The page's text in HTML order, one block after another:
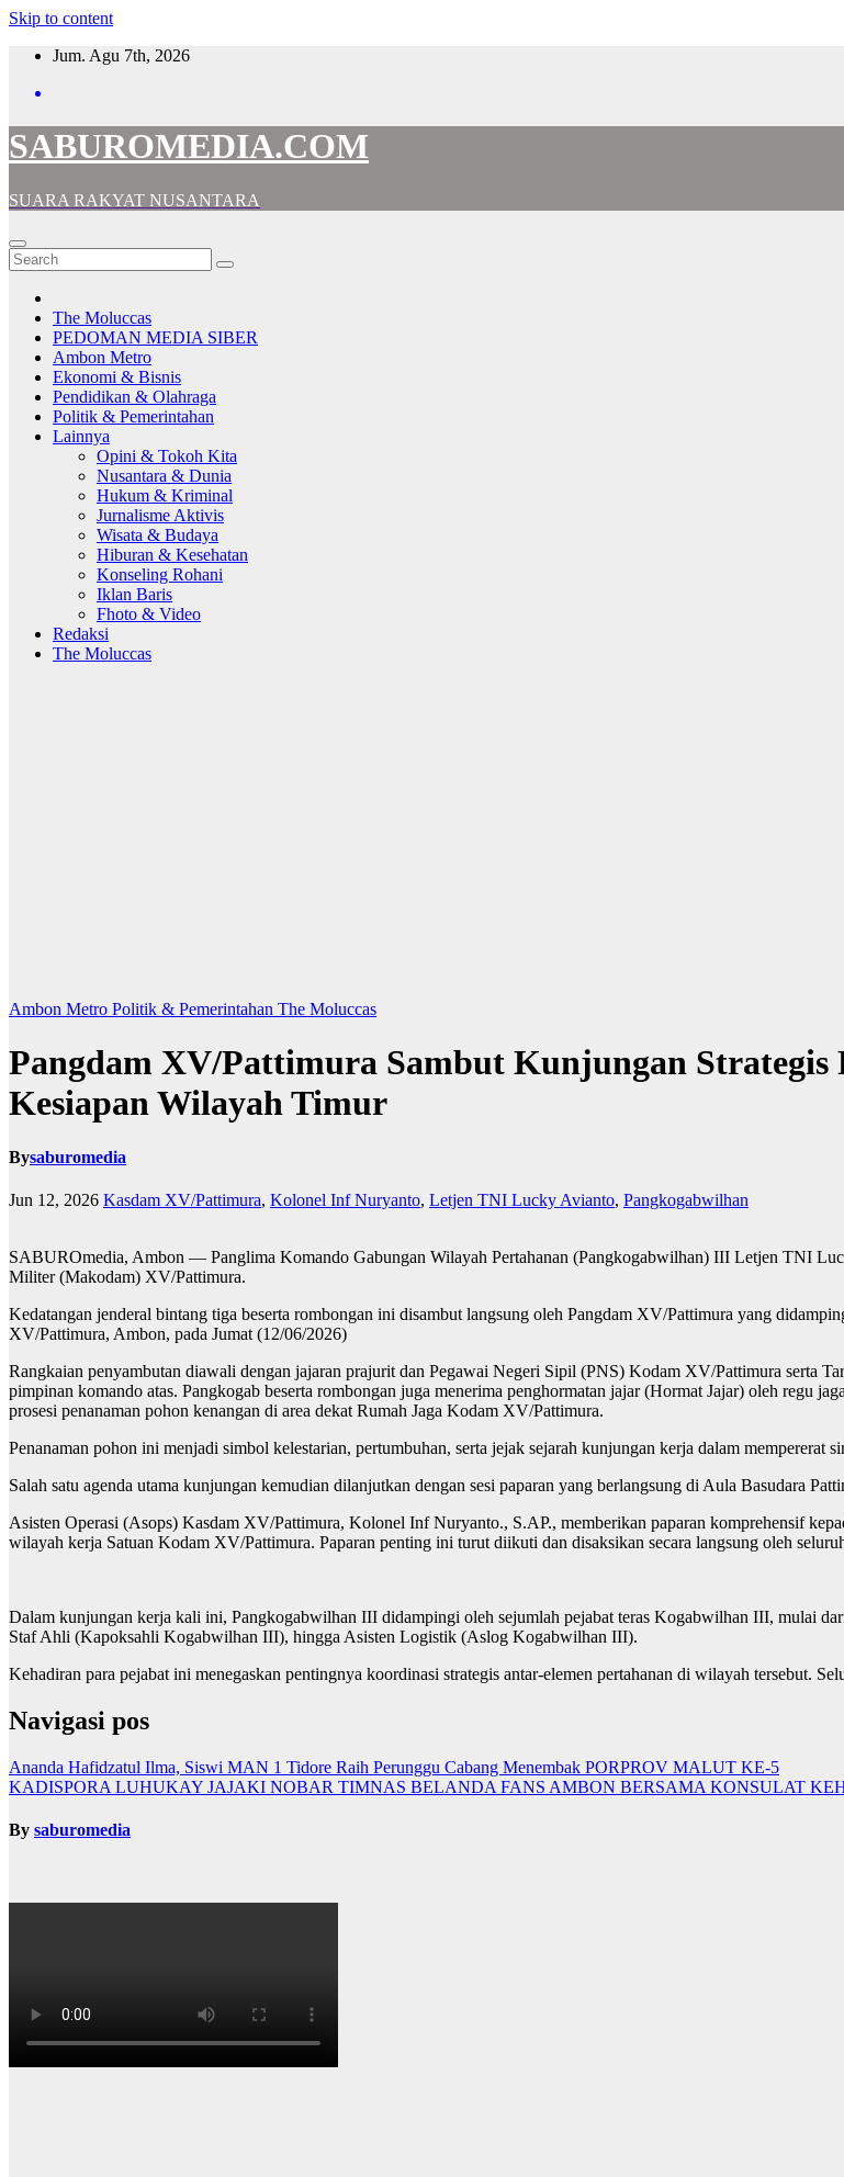
Skip to content
Jum. Agu 7th, 2026
SABUROMEDIA.COM
SUARA RAKYAT NUSANTARA
The Moluccas
PEDOMAN MEDIA SIBER
Ambon Metro
Ekonomi & Bisnis
Pendidikan & Olahraga
Politik & Pemerintahan
Lainnya
Opini & Tokoh Kita
Nusantara & Dunia
Hukum & Kriminal
Jurnalisme Aktivis
Wisata & Budaya
Hiburan & Kesehatan
Konseling Rohani
Iklan Baris
Fhoto & Video
Redaksi
The Moluccas
Ambon Metro Politik & Pemerintahan The Moluccas
Pangdam XV/Pattimura Sambut Kunjungan
Kesiapan Wilayah Timur
Bysaburomedia
Jun 12, 2026 Kasdam XV/Pattimura, Kolonel Inf Nuryanto, Letjen TNI Lucky Avianto, Pangkogabwilhan
SABUROmedia, Ambon — ​Panglima Komando Gabungan Wilayah Pertahanan (Pangkogabwilhan) III Letjen TNI
Militer (Makodam) XV/Pattimura.
Kedatangan jenderal bintang tiga beserta rombongan ini disambut langsung oleh Pangdam XV/Pattimura yang
XV/Pattimura, Ambon, pada Jumat (12/06/2026)
Rangkaian penyambutan diawali dengan jajaran prajurit dan Pegawai Negeri Sipil (PNS) Kodam XV/Pattimura serta
pimpinan komando atas. Pangkogab beserta rombongan juga menerima penghormatan jajar (Hormat Jajar) oleh regu
prosesi penanaman pohon kenangan di area dekat Rumah Jaga Kodam XV/Pattimura.
Penanaman pohon ini menjadi simbol kelestarian, pertumbuhan, serta jejak sejarah kunjungan kerja dalam mempererat
​Salah satu agenda utama kunjungan kemudian dilanjutkan dengan sesi paparan yang berlangsung di Aula Basudara
Asisten Operasi (Asops) Kasdam XV/Pattimura, Kolonel Inf Nuryanto., S.AP., memberikan paparan komprehensif
wilayah kerja Satuan Kodam XV/Pattimura. Paparan penting ini turut diikuti dan disaksikan secara langsung oleh
​Dalam kunjungan kerja kali ini, Pangkogabwilhan III didampingi oleh sejumlah pejabat teras Kogabwilhan III, mulai
Staf Ahli (Kapoksahli Kogabwilhan III), hingga Asisten Logistik (Aslog Kogabwilhan III).
Kehadiran para pejabat ini menegaskan pentingnya koordinasi strategis antar-elemen pertahanan di wilayah tersebut.
Navigasi pos
Ananda Hafidzatul Ilma, Siswi MAN 1 Tidore Raih Perunggu Cabang Menembak PORPROV MALUT KE-5
KADISPORA LUHUKAY JAJAKI NOBAR TIMNAS BELANDA FANS AMBON BERSAMA KONSULAT
By saburomedia